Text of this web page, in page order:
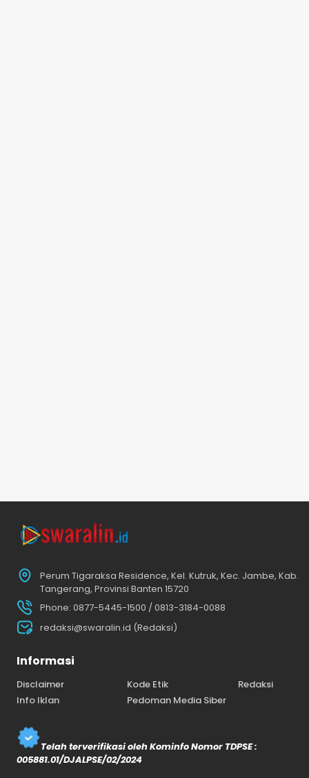
Perum Tigaraksa Residence, Kel. Kutruk, Kec. Jambe, Kab.
Tangerang, Provinsi Banten 15720
Phone: 0877-5445-1500 / 0813-3184-0088
redaksi@swaralin.id (Redaksi)
Informasi
Disclaimer Kode Etik
Redaksi
Info Iklan
Pedoman Media Siber
Telah terverifikasi oleh Kominfo Nomor TDPSE :
005881.01/DJALPSE/02/2024